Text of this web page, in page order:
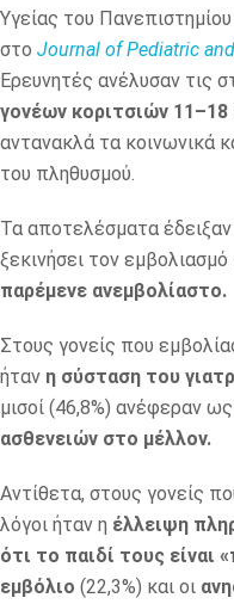
Υγείας του
στο Journal of Pediatric
Ερευνητές ανέλυσαν τις
γονέων κοριτσιών
αντανακλά τα κοινωνικά
του πληθυσμού.
Τα αποτελέσματα έδειξαν
ξεκινήσει τον
παρέμενε ανεμβολίαστο.
Στους γονείς που
ήταν η σύσταση του
μισοί (46,8%) ανέφεραν
ασθενειών στο μέλλον.
Αντίθετα, στους γονείς
λόγοι ήταν η έλλειψη
ότι το παιδί τους είναι
εμβόλιο (22,3%) και οι